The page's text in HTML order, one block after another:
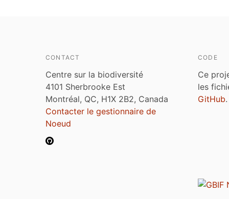
CONTACT
Centre sur la biodiversité
4101 Sherbrooke Est
Montréal, QC, H1X 2B2, Canada
Contacter le gestionnaire de
Noeud
CODE
Ce
les
GitHub.